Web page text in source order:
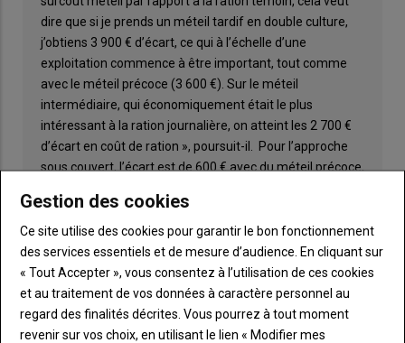
dire que si je prends un méteil tardif en double culture,
j’obtiens 3 900 € d’écart, ce qui à l’échelle d’une
exploitation commence à être important, tout comme
avec le méteil précoce (3 600 €). Sur le méteil
intermédiaire, qui économiquement était le plus
intéressant à la ration journalière, on atteint les 2 700 €
d’écart en coût de ration », poursuit-il. Pour l’approche
sous couvert, l’écart est de 600 € avec du méteil précoce,
ACTUALITÉS ÉLEVAGE & FOURRAGE
Gestion des cookies
Ce site utilise des cookies pour garantir le bon fonctionnement
des services essentiels et de mesure d’audience. En cliquant sur
« Tout Accepter », vous consentez à l’utilisation de ces cookies
et au traitement de vos données à caractère personnel au
regard des finalités décrites. Vous pourrez à tout moment
revenir sur vos choix, en utilisant le lien « Modifier mes